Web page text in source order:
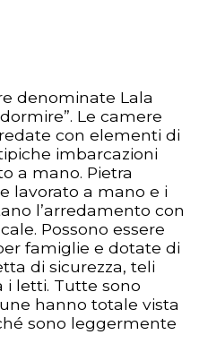
denominate Lala
Le camere
con elementi di
imbarcazioni
a mano. Pietra
lavorato a mano e i
l’arredamento con
Possono essere
famiglie e dotate di
di sicurezza, teli
i letti. Tutte sono
hanno totale vista
sono leggermente